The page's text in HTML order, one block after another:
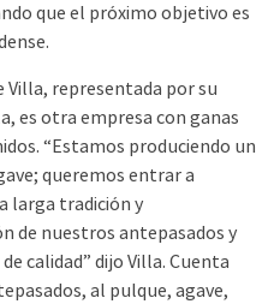
que el próximo objetivo es
Villa, representada por su
es otra empresa con ganas
“Estamos produciendo un
queremos entrar a
larga tradición y
de nuestros antepasados y
calidad” dijo Villa. Cuenta
al pulque, agave,